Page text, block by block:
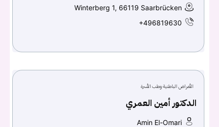
Winterberg 1, 66119 Saarbrücken
+496819630
الأمراض الباطنية وطب الأسرة
الدكتور أمين العمري
Amin El-Omari